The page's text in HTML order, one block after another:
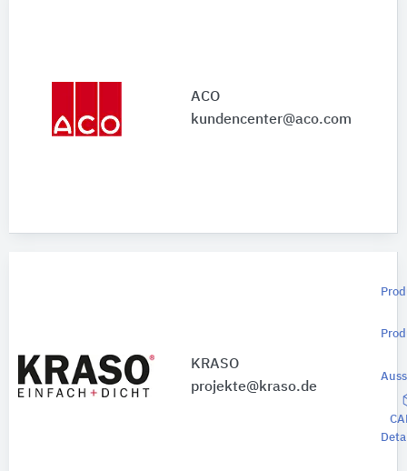
ACO
kundencenter@aco.com
KRASO
projekte@kraso.de